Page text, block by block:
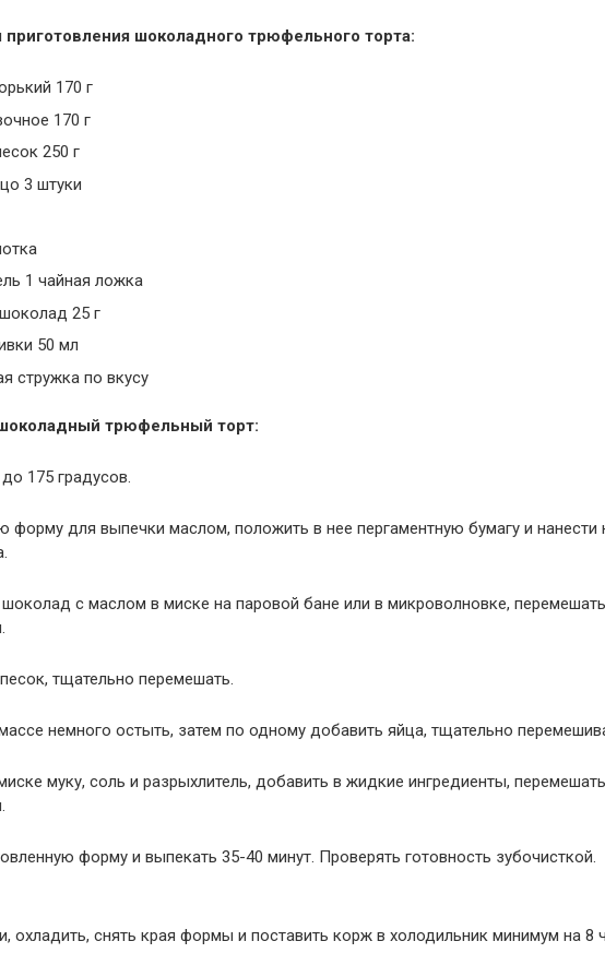
шоколадного трюфельного торта:
170 г
170 г
250 г
3 штуки
1 чайная ложка
25 г
50 мл
стружка по вкусу
трюфельный торт:
175 градусов.
форму для выпечки маслом, положить в нее пергаментную бумагу и нанести
шоколад с маслом в миске на паровой бане или в микроволновке,
тщательно перемешать.
немного остыть, затем по одному добавить яйца, тщательно
муку, соль и разрыхлитель, добавить в жидкие ингредиенты,
форму и выпекать 35-40 минут. Проверять готовность зубочисткой.
охладить, снять края формы и поставить корж в холодильник минимум на 8